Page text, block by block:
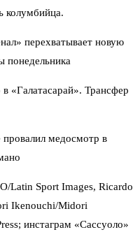
колумбийца.
перехватывает новую
понедельника
«Галатасарай». Трансфер
медосмотр в
Latin Sport Images, Ricardo
Ikenouchi/Midori
; инстаграм «Сассуоло»